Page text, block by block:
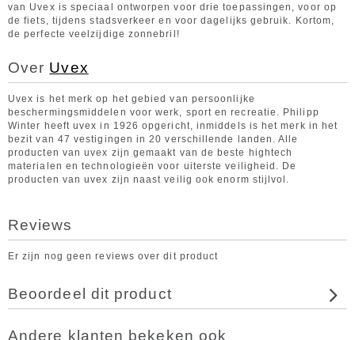
van Uvex is speciaal ontworpen voor drie toepassingen, voor op
de fiets, tijdens stadsverkeer en voor dagelijks gebruik. Kortom,
de perfecte veelzijdige zonnebril!
Over Uvex
Uvex is het merk op het gebied van persoonlijke
beschermingsmiddelen voor werk, sport en recreatie. Philipp
Winter heeft uvex in 1926 opgericht, inmiddels is het merk in het
bezit van 47 vestigingen in 20 verschillende landen. Alle
producten van uvex zijn gemaakt van de beste hightech
materialen en technologieën voor uiterste veiligheid. De
producten van uvex zijn naast veilig ook enorm stijlvol.
Reviews
Er zijn nog geen reviews over dit product
Beoordeel dit product
Andere klanten bekeken ook